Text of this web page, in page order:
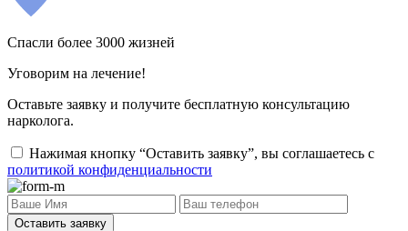
Спасли более 3000 жизней
Уговорим на лечение!
Оставьте заявку и получите бесплатную консультацию
нарколога.
Нажимая кнопку “Оставить заявку”, вы соглашаетесь с
политикой конфиденциальности
Оставить заявку